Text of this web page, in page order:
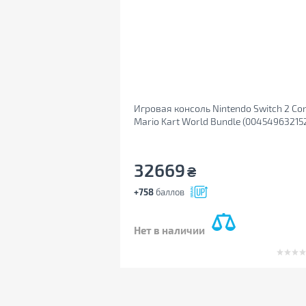
Игровая консоль Nintendo Switch 2
Mario Kart World Bundle
32669₴
+758 баллов
Нет в наличии